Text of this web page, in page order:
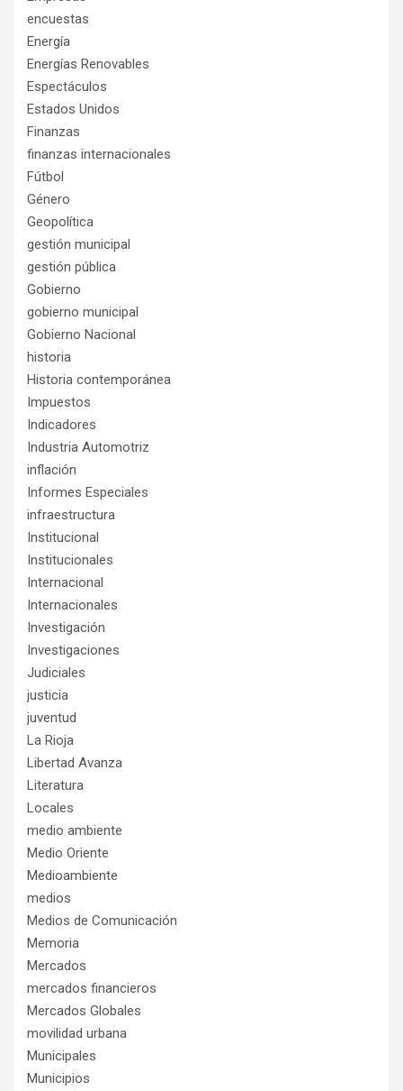
encuestas
Energía
Energías Renovables
Espectáculos
Estados Unidos
Finanzas
finanzas internacionales
Fútbol
Género
Geopolítica
gestión municipal
gestión pública
Gobierno
gobierno municipal
Gobierno Nacional
historia
Historia contemporánea
Impuestos
Indicadores
Industria Automotriz
inflación
Informes Especiales
infraestructura
Institucional
Institucionales
Internacional
Internacionales
Investigación
Investigaciones
Judiciales
justicia
juventud
La Rioja
Libertad Avanza
Literatura
Locales
medio ambiente
Medio Oriente
Medioambiente
medios
Medios de Comunicación
Memoria
Mercados
mercados financieros
Mercados Globales
movilidad urbana
Municipales
Municipios